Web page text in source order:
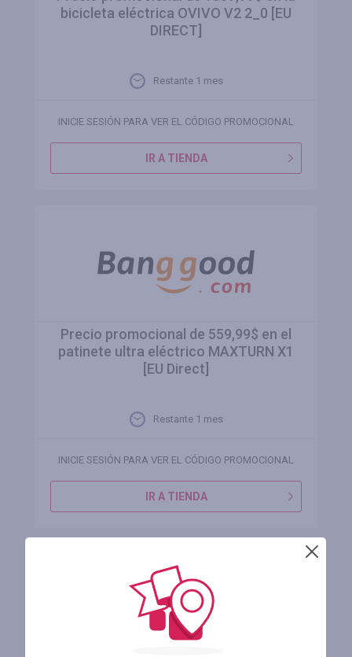
bicicleta eléctrica OVIVO V2 2_0 [EU
DIRECT]
Restante 1 mes
INICIE SESIÓN PARA VER EL CÓDIGO PROMOCIONAL
IR A TIENDA
Precio promocional de 559,99$ en el
patinete ultra eléctrico MAXTURN X1
[EU Direct]
Restante 1 mes
INICIE SESIÓN PARA VER EL CÓDIGO PROMOCIONAL
IR A TIENDA